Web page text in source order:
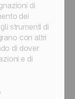
di
dei
strumenti di
con altri
di dover
e di